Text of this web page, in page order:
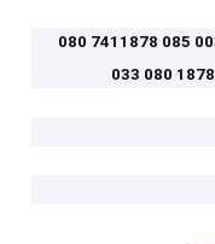
1878 0030661878 085 7411878 080
1878 080 033